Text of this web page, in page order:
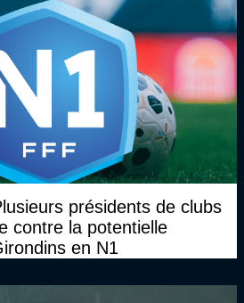
présidents de clubs
contre la potentielle
en N1